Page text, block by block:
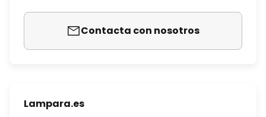
Contacta con nosotros
Lampara.es